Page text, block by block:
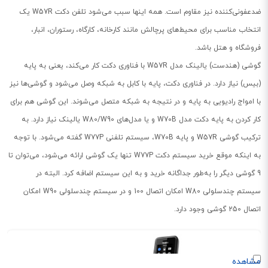
ضدعفونی‌کننده نیز مقاوم است. همه اینها سبب می‌شود تلفن دکت W57R یک
انتخاب مناسب برای محیط‌های پرچالش مانند کارخانه، کارگاه، رستوران، انبار،
فروشگاه و هتل باشد.
گوشی (هندست) یالینک مدل W57R با فناوری دکت کار می‌کند، یعنی به پایه
(بیس) نیاز دارد. در فناوری دکت، پایه با کابل به شبکه وصل می‌شود و گوشی‌ها نیز
با امواج رادیویی به پایه و در نتیجه به شبکه متصل می‌شوند. این گوشی هم برای
کار کردن به پایه دکت مدل W70B و یا مدل‌های W80/W90 یالینک نیاز دارد. به
ترکیب گوشی W57R و پایه W70B، سیستم تلفنی W77P گفته می‌شود. با توجه
به اینکه موقع خرید سیستم دکت W77P تنها یک گوشی ارائه می‌شود، می‌توان تا
9 گوشی دیگر را به‌طور جداگانه خرید و به این سیستم اضافه کرد. البته در
سیستم چندسلولی W80 امکان اتصال 100 و در سیستم چندسلولی W90 امکان
اتصال 250 گوشی وجود دارد.